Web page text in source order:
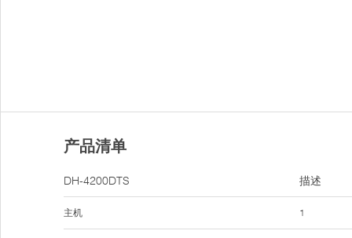
产品清单
DH-4200DTS
主机
描述
1